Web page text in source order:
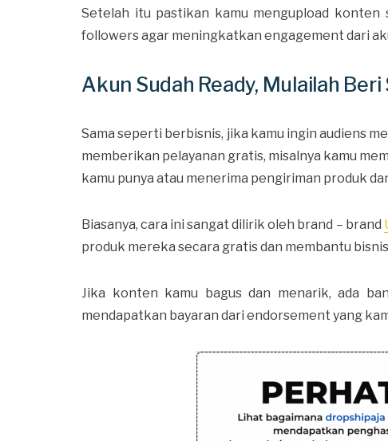
Setelah itu pastikan kamu mengupload
followers agar meningkatkan engagement dari
Akun Sudah Ready, Mulailah
Sama seperti berbisnis, jika kamu ingin audiens
memberikan pelayanan gratis, misalnya kamu
kamu punya atau menerima pengiriman produk
Biasanya, cara ini sangat dilirik oleh brand – brand
produk mereka secara gratis dan membantu
Jika konten kamu bagus dan menarik, ada
mendapatkan bayaran dari endorsement yang